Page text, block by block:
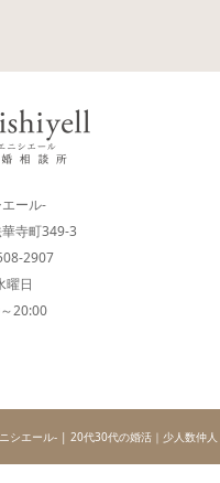
ール-
寺町349-3
2907
曜日
20:00
エール- | 20代30代の婚活｜少人数仲人